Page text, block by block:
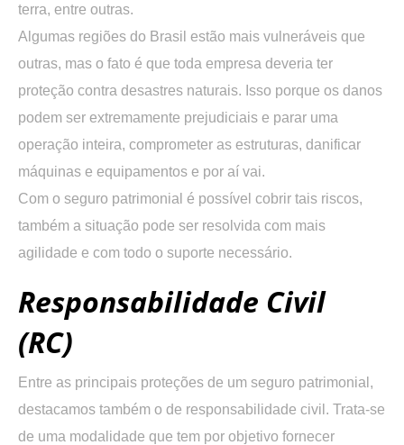
terra, entre outras.
Algumas regiões do Brasil estão mais vulneráveis que
outras, mas o fato é que toda empresa deveria ter
proteção contra desastres naturais. Isso porque os danos
podem ser extremamente prejudiciais e parar uma
operação inteira, comprometer as estruturas, danificar
máquinas e equipamentos e por aí vai.
Com o seguro patrimonial é possível cobrir tais riscos,
também a situação pode ser resolvida com mais
agilidade e com todo o suporte necessário.
Responsabilidade Civil
(RC)
Entre as principais proteções de um seguro patrimonial,
destacamos também o de responsabilidade civil. Trata-se
de uma modalidade que tem por objetivo fornecer